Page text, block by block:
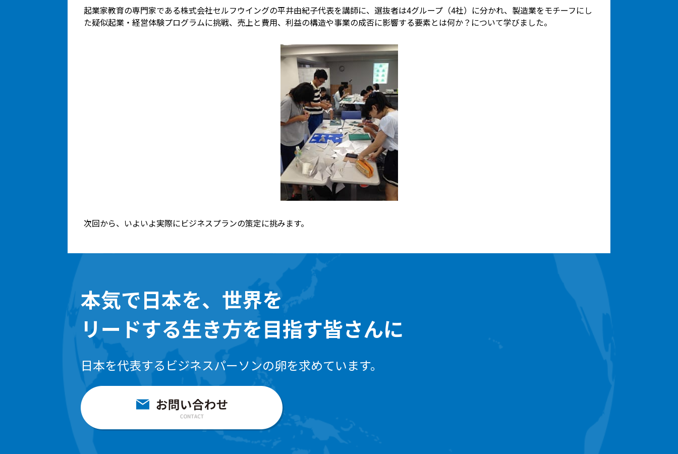
起業家教育の専門家である株式会社セルフウイングの平井由紀子代表を講師に、選抜者は4グループ（4社）に分かれ、製造業をモチーフにし
た疑似起業・経営体験プログラムに挑戦、売上と費用、利益の構造や事業の成否に影響する要素とは何か？について学びました。
次回から、いよいよ実際にビジネスプランの策定に挑みます。
本気で日本を、世界を
リードする生き方を目指す皆さんに
日本を代表するビジネスパーソンの卵を求めています。